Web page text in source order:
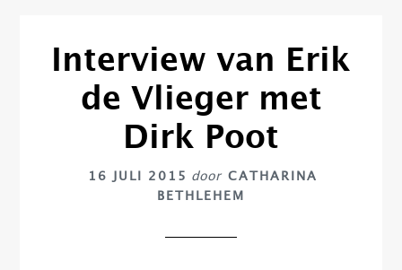
Interview van Erik
de Vlieger met
Dirk Poot
16 JULI 2015 door CATHARINA
BETHLEHEM